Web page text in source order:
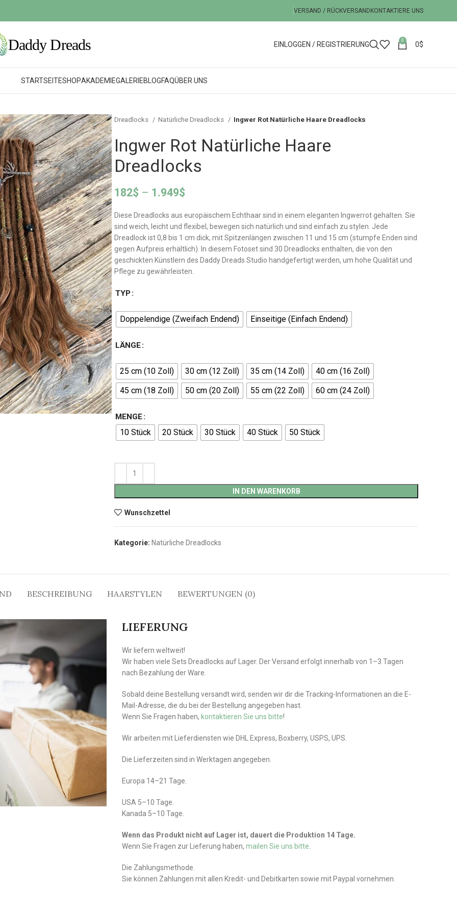
VERSAND / RÜCKVERSAND KONTAKTIERE UNS
EINLOGGEN / REGISTRIERUNG 0 0$
STARTSEITESHOPAKADEMIEGALERIEBLOGFAQÜBER UNS
Dreadlocks Natürliche Dreadlocks Ingwer Rot Natürliche Haare Dreadlocks
Ingwer Rot Natürliche Haare
Dreadlocks
182$ – 1.949$
Diese Dreadlocks aus europäischem Echthaar sind in einem eleganten Ingwerrot gehalten. Sie
sind weich, leicht und flexibel, bewegen sich natürlich und sind einfach zu stylen. Jede
Dreadlock ist 0,8 bis 1 cm dick, mit Spitzenlängen zwischen 11 und 15 cm (stumpfe Enden sind
gegen Aufpreis erhältlich). In diesem Fotoset sind 30 Dreadlocks enthalten, die von den
geschickten Künstlern des Daddy Dreads Studio handgefertigt werden, um hohe Qualität und
Pflege zu gewährleisten.
TYP
Doppelendige (Zweifach Endend) Einseitige (Einfach Endend)
LÄNGE
25 cm (10 Zoll) 30 cm (12 Zoll) 35 cm (14 Zoll)
40 cm (16 Zoll)
45 cm (18 Zoll)
50 cm (20 Zoll) 55 cm (22 Zoll) 60 cm (24 Zoll)
MENGE
10 Stück 20 Stück 30 Stück 40 Stück 50 Stück
IN DEN WARENKORB
Wunschzettel
Kategorie: Natürliche Dreadlocks
BESCHREIBUNG HAARSTYLEN BEWERTUNGEN (0)
LIEFERUNG
Wir liefern weltweit!
Wir haben viele Sets Dreadlocks auf Lager. Der Versand erfolgt innerhalb von 1–3 Tagen
nach Bezahlung der Ware.
Sobald deine Bestellung versandt wird, senden wir dir die Tracking-Informationen an die E-
Mail-Adresse, die du bei der Bestellung angegeben hast.
Wenn Sie Fragen haben, kontaktieren Sie uns bitte!
Wir arbeiten mit Lieferdiensten wie DHL Express, Boxberry, USPS, UPS.
Die Lieferzeiten sind in Werktagen angegeben.
Europa 14–21 Tage.
USA 5–10 Tage.
Kanada 5–10 Tage.
Wenn das Produkt nicht auf Lager ist, dauert die Produktion 14 Tage.
Wenn Sie Fragen zur Lieferung haben, mailen Sie uns bitte
Die Zahlungsmethode.
Sie können Zahlungen mit allen Kredit- und Debitkarten sowie mit Paypal vornehmen.